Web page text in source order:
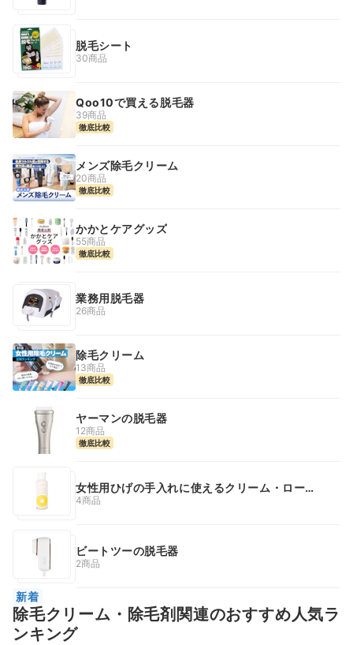
脱毛シート
30商品
Qoo10で買える脱毛器
39商品
徹底比較
メンズ除毛クリーム
20商品
徹底比較
かかとケアグッズ
55商品
徹底比較
業務用脱毛器
26商品
除毛クリーム
13商品
徹底比較
ヤーマンの脱毛器
12商品
徹底比較
女性用ひげの手入れに使えるクリーム・ローシ
ョン
4商品
ビートツーの脱毛器
2商品
新着
除毛クリーム・除毛剤関連のおすすめ人気ラ
ンキング